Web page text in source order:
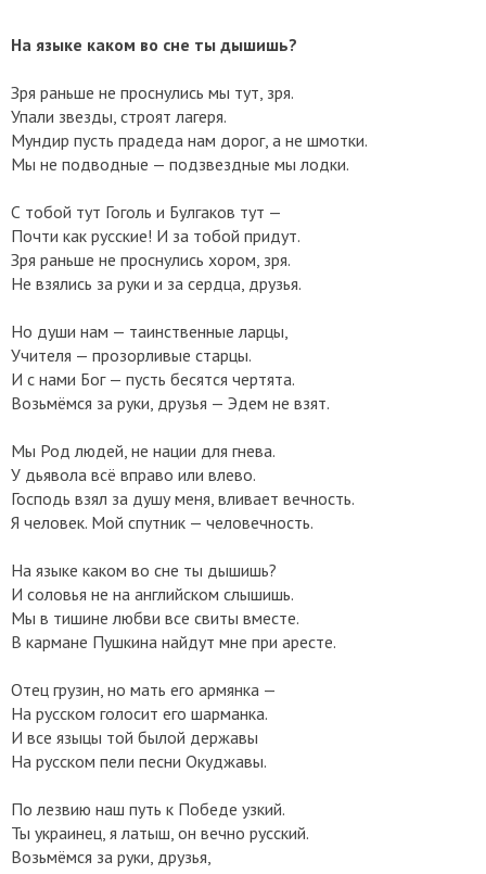
​На языке каком во сне ты дышишь?
Зря раньше не проснулись мы тут, зря.
Упали звезды, строят лагеря.
Мундир пусть прадеда нам дорог, а не шмотки.
Мы не подводные — подзвездные мы лодки.
С тобой тут Гоголь и Булгаков тут —
Почти как русские! И за тобой придут.
Зря раньше не проснулись хором, зря.
Не взялись за руки и за сердца, друзья.
Но души нам — таинственные ларцы,
Учителя — прозорливые старцы.
И с нами Бог — пусть бесятся чертята.
Возьмёмся за руки, друзья — Эдем не взят.
Мы Род людей, не нации для гнева.
У дьявола всё вправо или влево.
Господь взял за душу меня, вливает вечность.
Я человек. Мой спутник — человечность.
На языке каком во сне ты дышишь?
И соловья не на английском слышишь.
Мы в тишине любви все свиты вместе.
В кармане Пушкина найдут мне при аресте.
Отец грузин, но мать его армянка —
На русском голосит его шарманка.
И все языцы той былой державы
На русском пели песни Окуджавы.
По лезвию наш путь к Победе узкий.
Ты украинец, я латыш, он вечно русский.
Возьмёмся за руки, друзья,